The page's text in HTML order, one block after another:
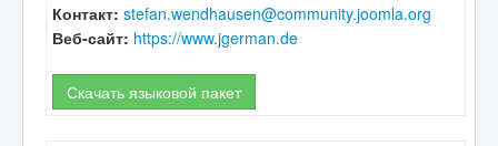
Контакт: stefan.wendhausen@community.joomla.org
Веб-сайт: https://www.jgerman.de
Скачать языковой пакет